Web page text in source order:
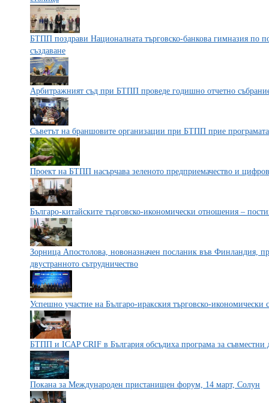
БТПП поздрави Националната търговско-банкова гимназия по
създаване
Арбитражният съд при БТПП проведе годишно отчетно
Съветът на браншовите организации при БТПП прие програмата
Проект на БТПП насърчава зеленото предприемачество и
Българо-китайските търговско-икономически отношения –
Зорница Апостолова, новоназначен посланик във Финландия,
двустранното сътрудничество
Успешно участие на Българо-иракския търговско-
БТПП и ICAP CRIF в България обсъдиха програма за съвместни
Покана за Международен пристанищен форум, 14 март, Солун